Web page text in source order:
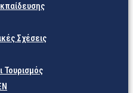
Σχέσεις